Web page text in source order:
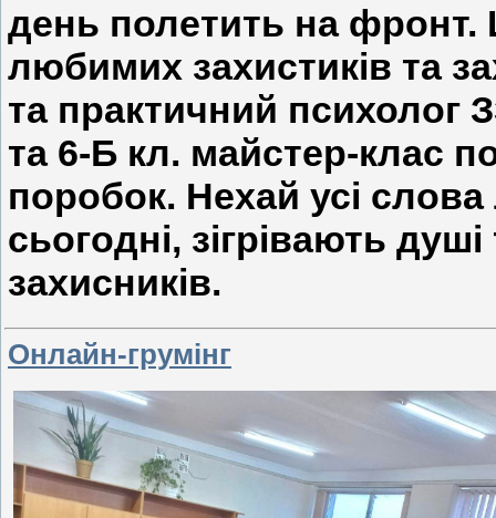
день полетить на
любимих захистиків та
та практичний
та 6-Б кл. майстер-клас
поробок. Нехай усі слова
сьогодні, зігрівають
захисників.
Онлайн-грумінг